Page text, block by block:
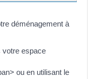
déménagement à
votre espace
ou en utilisant le